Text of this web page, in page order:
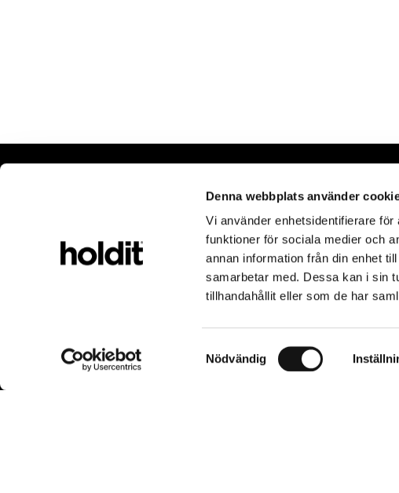
Denna webbplats använder
Vi använder enhetsidentifierare
funktioner för sociala medier och
annan information från din enhet
samarbetar med. Dessa kan i sin
tillhandahållit eller som de har
Samtyckesval
Nödvändig
Popular Categories
Airpods Cases
Customer Service
Help Center
Information
About us
Sustainability